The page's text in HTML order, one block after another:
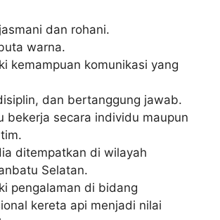
dan rohani.
warna.
kemampuan komunikasi yang
dan bertanggung jawab.
bekerja secara individu maupun
ditempatkan di wilayah
Selatan.
pengalaman di bidang
kereta api menjadi nilai